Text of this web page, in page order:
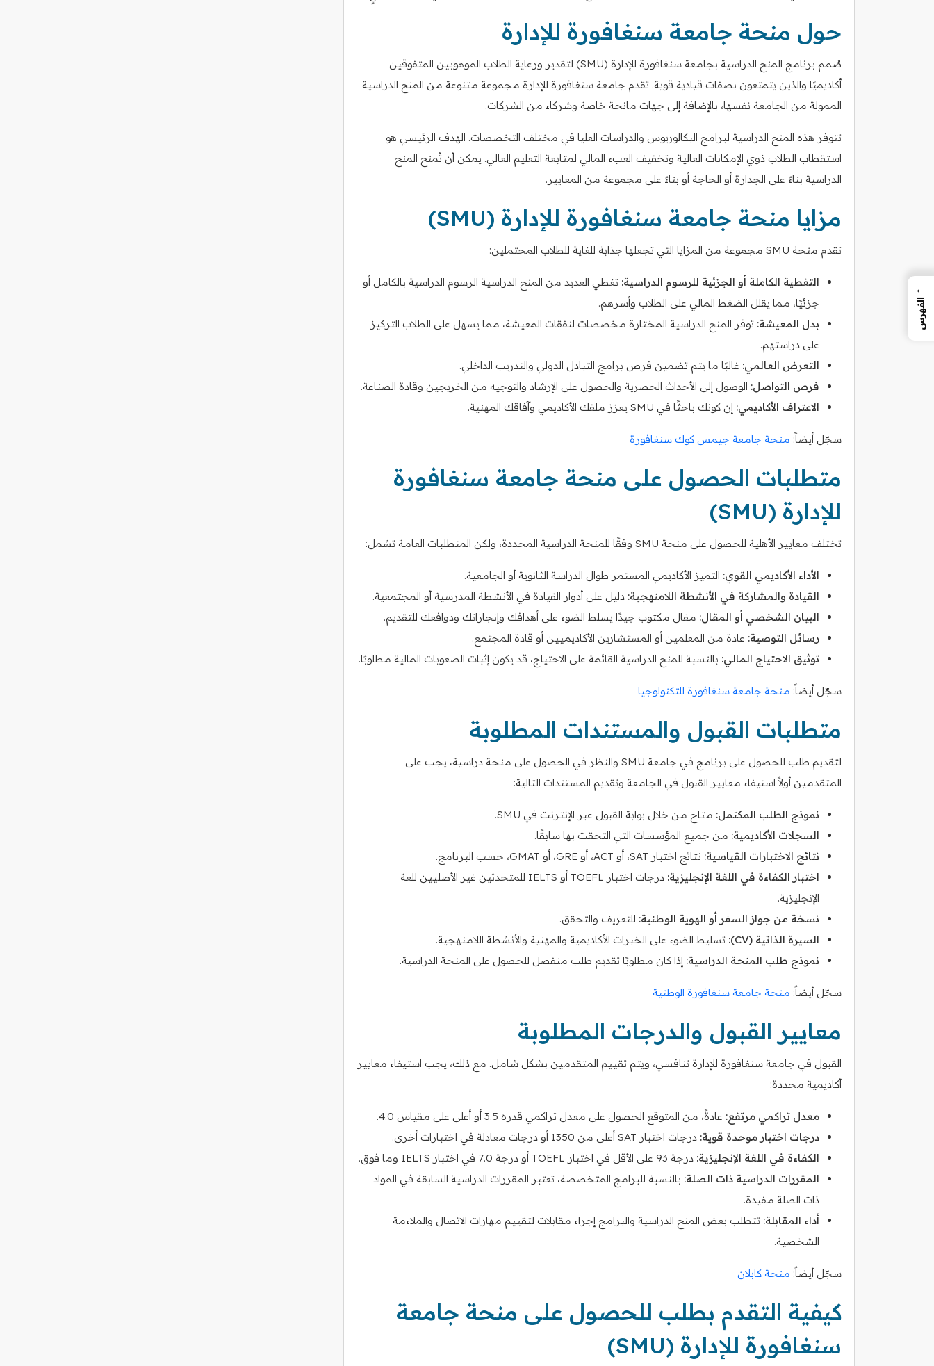
حول منحة جامعة سنغافورة للإدارة
صُمم برنامج المنح الدراسية بجامعة سنغافورة للإدارة (SMU) لتقدير ورعاية الطلاب الموهوبين المتفوقين
أكاديميًا والذين يتمتعون بصفات قيادية قوية. تقدم جامعة سنغافورة للإدارة مجموعة متنوعة من المنح الدراسية
الممولة من الجامعة نفسها، بالإضافة إلى جهات مانحة خاصة وشركاء من الشركات.
تتوفر هذه المنح الدراسية لبرامج البكالوريوس والدراسات العليا في مختلف التخصصات. الهدف الرئيسي هو
استقطاب الطلاب ذوي الإمكانات العالية وتخفيف العبء المالي لمتابعة التعليم العالي. يمكن أن تُمنح المنح
الدراسية بناءً على الجدارة أو الحاجة أو بناءً على مجموعة من المعايير.
مزايا منحة جامعة سنغافورة للإدارة (SMU)
تقدم منحة SMU مجموعة من المزايا التي تجعلها جذابة للغاية للطلاب المحتملين:
التغطية الكاملة أو الجزئية للرسوم الدراسية: تغطي العديد من المنح الدراسية الرسوم الدراسية بالكامل أو
جزئيًا، مما يقلل الضغط المالي على الطلاب وأسرهم.
بدل المعيشة: توفر المنح الدراسية المختارة مخصصات لنفقات المعيشة، مما يسهل على الطلاب التركيز
على دراستهم.
التعرض العالمي: غالبًا ما يتم تضمين فرص برامج التبادل الدولي والتدريب الداخلي.
فرص التواصل: الوصول إلى الأحداث الحصرية والحصول على الإرشاد والتوجيه من الخريجين وقادة الصناعة.
الاعتراف الأكاديمي: إن كونك باحثًا في SMU يعزز ملفك الأكاديمي وآفاقك المهنية.
سجّل أيضاً: منحة جامعة جيمس كوك سنغافورة
متطلبات الحصول على منحة جامعة سنغافورة
للإدارة (SMU)
تختلف معايير الأهلية للحصول على منحة SMU وفقًا للمنحة الدراسية المحددة، ولكن المتطلبات العامة تشمل:
الأداء الأكاديمي القوي: التميز الأكاديمي المستمر طوال الدراسة الثانوية أو الجامعية.
القيادة والمشاركة في الأنشطة اللامنهجية: دليل على أدوار القيادة في الأنشطة المدرسية أو المجتمعية.
البيان الشخصي أو المقال: مقال مكتوب جيدًا يسلط الضوء على أهدافك وإنجازاتك ودوافعك للتقديم.
رسائل التوصية: عادة من المعلمين أو المستشارين الأكاديميين أو قادة المجتمع.
توثيق الاحتياج المالي: بالنسبة للمنح الدراسية القائمة على الاحتياج، قد يكون إثبات الصعوبات المالية مطلوبًا.
سجّل أيضاً: منحة جامعة سنغافورة للتكنولوجيا
متطلبات القبول والمستندات المطلوبة
لتقديم طلب للحصول على برنامج في جامعة SMU والنظر في الحصول على منحة دراسية، يجب على
المتقدمين أولاً استيفاء معايير القبول في الجامعة وتقديم المستندات التالية:
نموذج الطلب المكتمل: متاح من خلال بوابة القبول عبر الإنترنت في SMU.
السجلات الأكاديمية: من جميع المؤسسات التي التحقت بها سابقًا.
نتائج الاختبارات القياسية: نتائج اختبار SAT، أو ACT، أو GRE، أو GMAT، حسب البرنامج.
اختبار الكفاءة في اللغة الإنجليزية:
درجات اختبار TOEFL أو IELTS للمتحدثين غير الأصليين للغة
الإنجليزية.
نسخة من جواز السفر أو الهوية الوطنية: للتعريف والتحقق.
السيرة الذاتية (CV):
تسليط الضوء على الخبرات الأكاديمية والمهنية والأنشطة اللامنهجية.
نموذج طلب المنحة الدراسية: إذا كان مطلوبًا تقديم طلب منفصل للحصول على المنحة الدراسية.
سجّل أيضاً: منحة جامعة سنغافورة الوطنية
معايير القبول والدرجات المطلوبة
القبول في جامعة سنغافورة للإدارة تنافسي، ويتم تقييم المتقدمين بشكل شامل. مع ذلك، يجب استيفاء معايير
أكاديمية محددة:
معدل تراكمي مرتفع: عادةً، من المتوقع الحصول على معدل تراكمي قدره 3.5 أو أعلى على مقياس 4.0.
درجات اختبار موحدة قوية: درجات اختبار SAT أعلى من 1350 أو درجات معادلة في اختبارات أخرى.
الكفاءة في اللغة الإنجليزية: درجة 93 على الأقل في اختبار TOEFL أو درجة 7.0 في اختبار IELTS وما فوق.
المقررات الدراسية ذات الصلة: بالنسبة للبرامج المتخصصة، تعتبر المقررات الدراسية السابقة في المواد
ذات الصلة مفيدة.
أداء المقابلة: تتطلب بعض المنح الدراسية والبرامج إجراء مقابلات لتقييم مهارات الاتصال والملاءمة
الشخصية.
سجّل أيضاً: منحة كابلان
كيفية التقدم بطلب للحصول على منحة جامعة
سنغافورة للإدارة (SMU)
←
الفهرس